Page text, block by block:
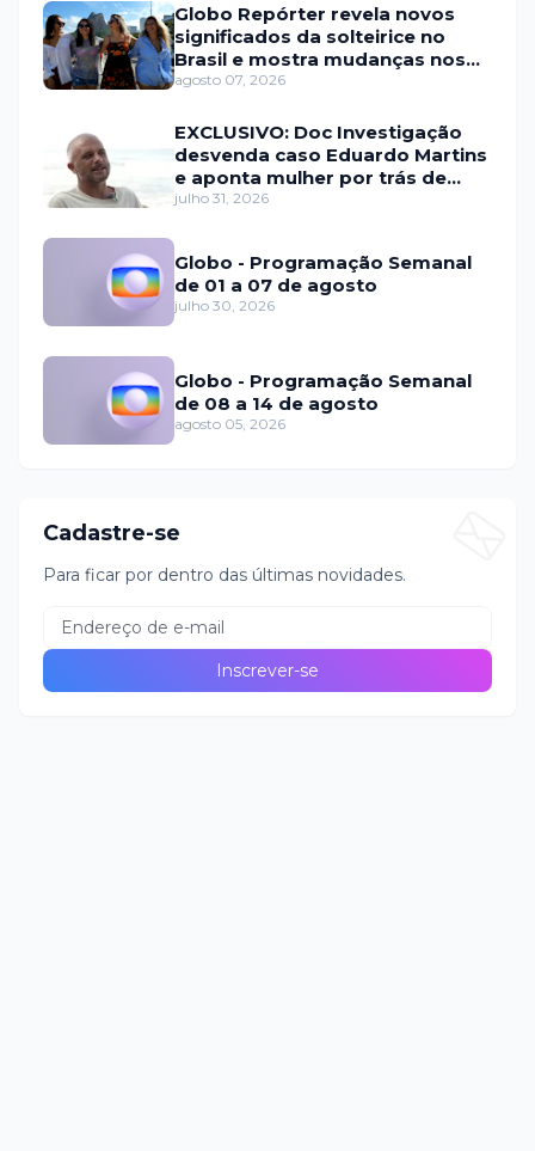
Globo Repórter revela novos
significados da solteirice no
Brasil e mostra mudanças nos
relacionamentos
agosto 07, 2026
EXCLUSIVO: Doc Investigação
desvenda caso Eduardo Martins
e aponta mulher por trás de
fraude internacional
julho 31, 2026
Globo - Programação Semanal
de 01 a 07 de agosto
julho 30, 2026
Globo - Programação Semanal
de 08 a 14 de agosto
agosto 05, 2026
Cadastre-se
Para ficar por dentro das últimas novidades.